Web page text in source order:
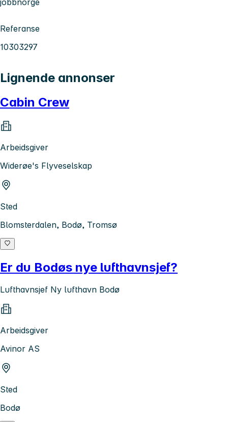
Referanse
10303297
Lignende annonser
Cabin Crew
Arbeidsgiver
Widerøe's Flyveselskap
Sted
Blomsterdalen, Bodø, Tromsø
Er du Bodøs nye lufthavnsjef?
Lufthavnsjef Ny lufthavn Bodø
Arbeidsgiver
Avinor AS
Sted
Bodø